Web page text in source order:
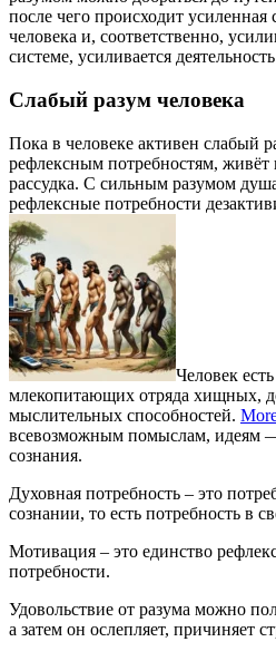
после чего происходит
человека и, соответственно,
системе, усиливается
Слабый разум человека
Пока в человеке активен слабый
рефлексным потребностям, живёт
рассудка. С сильным разумом
рефлексные потребности
Человек
млекопитающих отряда хищных,
мыслительных способностей.
всевозможным помыслам, идеям
сознания.
Духовная потребность – это
сознании, то есть потребность в
Мотивация – это единство
потребности.
Удовольствие от разума можно
а затем он ослепляет, причиняет